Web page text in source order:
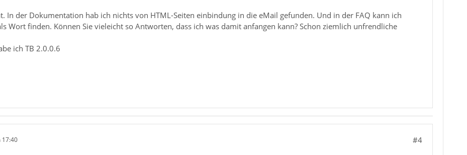
In der Dokumentation hab ich nichts von HTML-Seiten einbindung in die eMail gefunden. Und in der FAQ kann ich
Wort finden. Können Sie vieleicht so Antworten, dass ich was damit anfangen kann? Schon ziemlich unfrendliche
ich TB 2.0.0.6
17:40 #4